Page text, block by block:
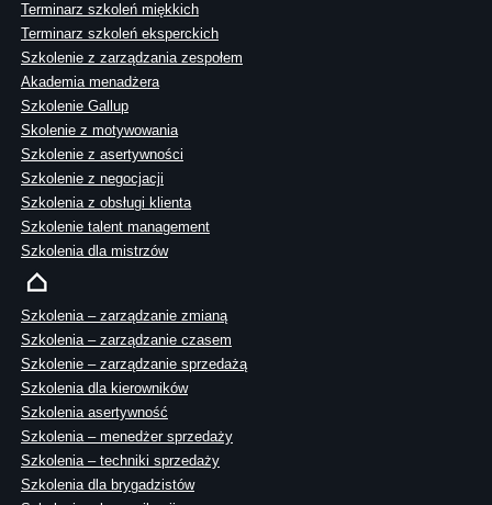
Terminarz szkoleń miękkich
Terminarz szkoleń eksperckich
Szkolenie z zarządzania zespołem
Akademia menadżera
Szkolenie Gallup
Skolenie z motywowania
Szkolenie z asertywności
Szkolenie z negocjacji
Szkolenia z obsługi klienta
Szkolenie talent management
Szkolenia dla mistrzów
Szkolenia – zarządzanie zmianą
Szkolenia – zarządzanie czasem
Szkolenie – zarządzanie sprzedażą
Szkolenia dla kierowników
Szkolenia asertywność
Szkolenia – menedżer sprzedaży
Szkolenia – techniki sprzedaży
Szkolenia dla brygadzistów